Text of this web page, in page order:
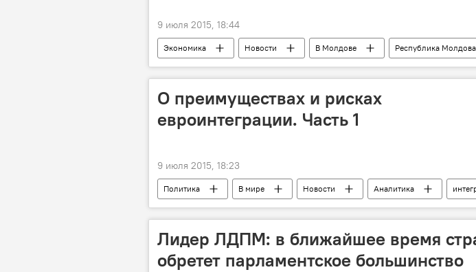
9 июля 2015, 18:44
Экономика Новости В Молдове
Республика Молдова
Владимир Филат
АО "Banca de Economii" МВФ
О преимуществах и рисках
евроинтеграции. Часть 1
9 июля 2015, 18:23
Политика В мире Новости Аналитика
преимущества
риски Евроинтеграция: вчера, сегодня, завтра
Лидер ЛДПМ: в ближайшее время
обретет парламентское большинство